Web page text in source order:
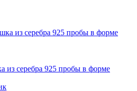
из серебра 925 пробы в форме